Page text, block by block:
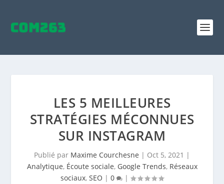
LES 5 MEILLEURES
STRATÉGIES MÉCONNUES
SUR INSTAGRAM
Publié par Maxime Courchesne | Oct 5, 2021 |
Analytique, Écoute sociale, Google Trends, Réseaux
sociaux, SEO | 0 |